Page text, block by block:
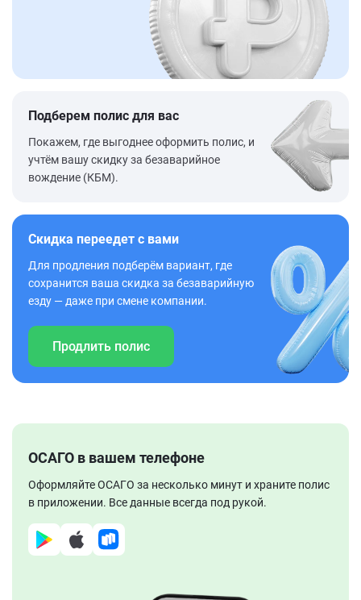
Подберем полис для вас
Покажем, где выгоднее оформить полис, и
учтём вашу скидку за безаварийное
вождение (КБМ).
Скидка переедет с вами
Для продления подберём вариант, где
сохранится ваша скидка за безаварийную
езду — даже при смене компании.
Продлить полис
ОСАГО в вашем телефоне
Оформляйте ОСАГО за несколько минут и храните полис
в приложении. Все данные всегда под рукой.